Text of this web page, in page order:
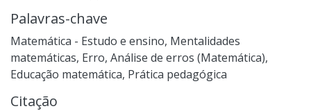
Palavras-chave
Matemática - Estudo e ensino, Mentalidades
matemáticas, Erro, Análise de erros (Matemática),
Educação matemática, Prática pedagógica
Citação